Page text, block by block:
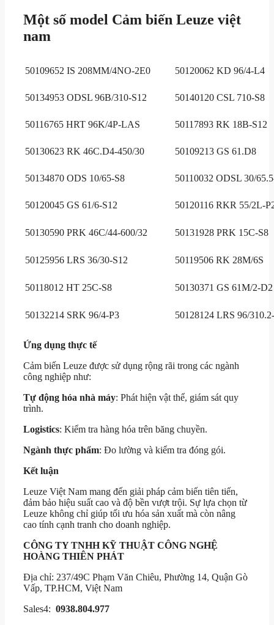
Một số model Cảm biến Leuze việt
nam
50109652 IS 208MM/4NO-2E0 50120062 KD 96/4-L4
50134953 ODSL 96B/310-S12 50140120 CSL 710-S8
50116765 HRT 96K/4P-LAS 50117893 RK 18B-S12
50130623 RK 46C.D4-450/30 50109213 GS 61.D8
50134870 ODS 10/65-S8 50110032 ODSL 30/
50120045 GS 61/6-S12 50120116 RKR 55/2L-
50130590 PRK 46C/44-600/32 50131928 PRK 15C-S8
50125956 LRS 36/30-S12 50119506 RK 28M/6S
50118012 HT 25C-S8 50130371 GS 61M/2-D2
50132214 SRK 96/4-P3 50128124 LRS 96/
Ứng dụng thực tế
Cảm biến Leuze được sử dụng rộng rãi trong các ngành
công nghiệp như:
Tự động hóa nhà máy: Phát hiện vật thể, giám sát quy
trình.
Logistics: Kiểm tra hàng hóa trên băng chuyền.
Ngành thực phẩm: Đo lường và kiểm tra đóng gói.
Kết luận
Leuze Việt Nam mang đến giải pháp cảm biến tiên tiến,
đảm bảo hiệu suất cao và độ bền vượt trội. Sự lựa chọn từ
Leuze không chỉ giúp tối ưu hóa sản xuất mà còn nâng
cao tính cạnh tranh cho doanh nghiệp.
CÔNG TY TNHH KỸ THUẬT CÔNG NGHỆ
HOÀNG THIÊN PHÁT
Địa chỉ: 237/49C Phạm Văn Chiêu, Phường 14, Quận Gò
Vấp, TP.HCM, Việt Nam
Sales4: 0938.804.977